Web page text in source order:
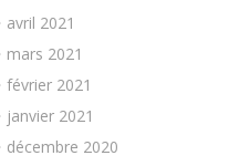
avril 2021
mars 2021
février 2021
janvier 2021
décembre 2020